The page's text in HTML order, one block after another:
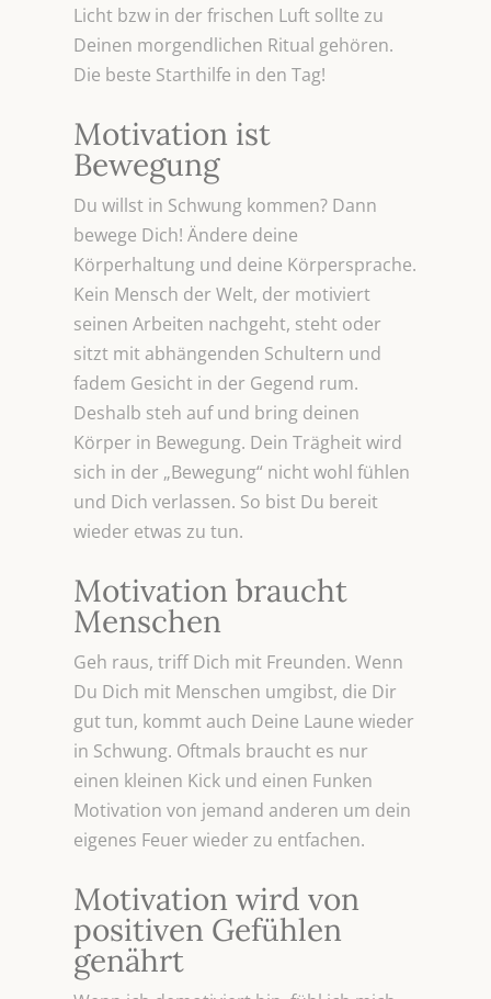
Licht bzw in der frischen Luft sollte zu
Deinen morgendlichen Ritual gehören.
Die beste Starthilfe in den Tag!
Motivation ist
Bewegung
Du willst in Schwung kommen? Dann
bewege Dich! Ändere deine
Körperhaltung und deine Körpersprache.
Kein Mensch der Welt, der motiviert
seinen Arbeiten nachgeht, steht oder
sitzt mit abhängenden Schultern und
fadem Gesicht in der Gegend rum.
Deshalb steh auf und bring deinen
Körper in Bewegung. Dein Trägheit wird
sich in der „Bewegung“ nicht wohl fühlen
und Dich verlassen. So bist Du bereit
wieder etwas zu tun.
Motivation braucht
Menschen
Geh raus, triff Dich mit Freunden. Wenn
Du Dich mit Menschen umgibst, die Dir
gut tun, kommt auch Deine Laune wieder
in Schwung. Oftmals braucht es nur
einen kleinen Kick und einen Funken
Motivation von jemand anderen um dein
eigenes Feuer wieder zu entfachen.
Motivation wird von
positiven Gefühlen
genährt